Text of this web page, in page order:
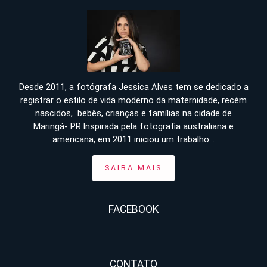
Desde 2011, a fotógrafa Jessica Alves tem se dedicado a
registrar o estilo de vida moderno da maternidade, recém
nascidos, bebês, crianças e famílias na cidade de
Maringá- PR.Inspirada pela fotografia australiana e
americana, em 2011 iniciou um trabalho...
SAIBA MAIS
FACEBOOK
CONTATO